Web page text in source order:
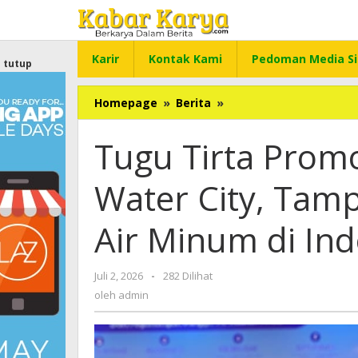
konten
Karir
Kontak Kami Pedoman Media
tutup
Homepage » Berita »
Tirta
Konsep
Smart
Water
City,
Tampilkan
Inovasi
Layanan
Indonesia
City
Expo
Tugu Tirta
Water City,
Air Minum di
Juli 2, 2026
oleh
-
282 Dilihat
oleh admin